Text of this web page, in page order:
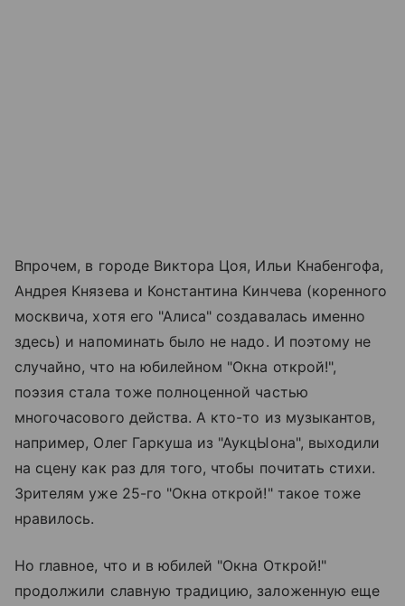
Впрочем, в городе Виктора Цоя, Ильи Кнабенгофа,
Андрея Князева и Константина Кинчева (коренного
москвича, хотя его "Алиса" создавалась именно
здесь) и напоминать было не надо. И поэтому не
случайно, что на юбилейном "Окна открой!",
поэзия стала тоже полноценной частью
многочасового действа. А кто-то из музыкантов,
например, Олег Гаркуша из "АукцЫона", выходили
на сцену как раз для того, чтобы почитать стихи.
Зрителям уже 25-го "Окна открой!" такое тоже
нравилось.
Но главное, что и в юбилей "Окна Открой!"
продолжили славную традицию, заложенную еще